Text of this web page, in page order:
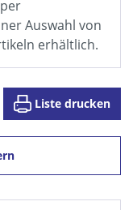
Auswahl von
erhältlich.
Liste drucken